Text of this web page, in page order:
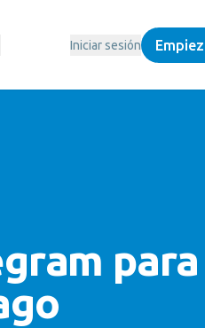
Iniciar sesión
para